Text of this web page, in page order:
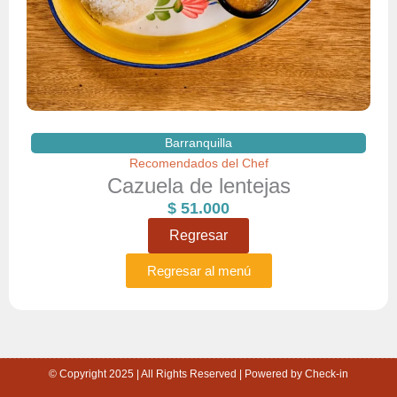
Barranquilla
Recomendados del Chef
Cazuela de lentejas
$ 51.000
Regresar
Regresar al menú
© Copyright 2025 | All Rights Reserved | Powered by Check-in